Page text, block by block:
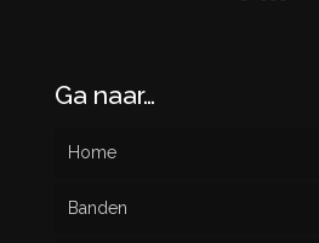
Ga naar…
Home
Banden